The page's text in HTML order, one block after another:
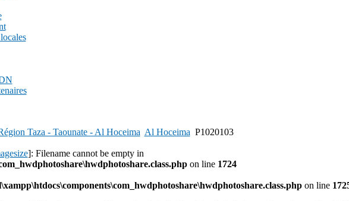
Taza - Taounate - Al Hoceima Al Hoceima P1020103
]: Filename cannot be empty in
on line 1724
on line